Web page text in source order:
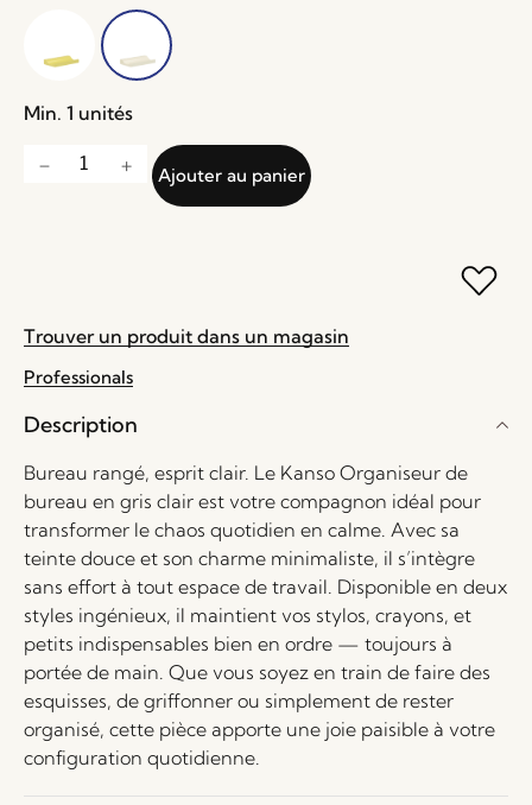
Min. 1 unités
Ajouter au panier
Trouver un produit dans un magasin
Professionals
Description
Bureau rangé, esprit clair. Le Kanso Organiseur de
bureau en gris clair est votre compagnon idéal pour
transformer le chaos quotidien en calme. Avec sa
teinte douce et son charme minimaliste, il s’intègre
sans effort à tout espace de travail. Disponible en deux
styles ingénieux, il maintient vos stylos, crayons, et
petits indispensables bien en ordre — toujours à
portée de main. Que vous soyez en train de faire des
esquisses, de griffonner ou simplement de rester
organisé, cette pièce apporte une joie paisible à votre
configuration quotidienne.